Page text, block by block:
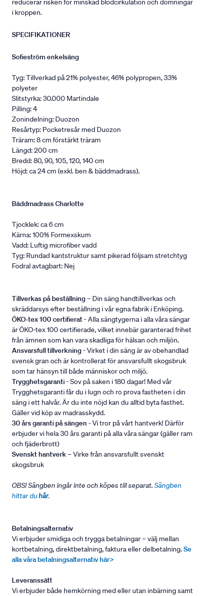
reducerar risken för minskad blodcirkulation och domningar
i kroppen.
SPECIFIKATIONER
Sofieström enkelsäng
Tyg: Tillverkad på 21% polyester, 46% polypropen, 33%
polyeter
Slitstyrka: 30.000 Martindale
Pilling: 4
Zonindelning: Duozon
Resårtyp: Pocketresår med Duozon
Träram: 8 cm förstärkt träram
Längd: 200 cm
Bredd: 80, 90, 105, 120, 140 cm
Höjd: ca 24 cm (exkl. ben & bäddmadrass).
Bäddmadrass Charlotte
Tjocklek: ca 6 cm
Kärna: 100% Formexskum
Vadd: Luftig microfiber vadd
Tyg: Rundad kantstruktur samt pikerad följsam stretchtyg
Fodral avtagbart: Nej
Tillverkas på beställning– Din säng handtillverkas och
skräddarsys efter beställning i vår egna fabrik i Enköping.
ÖKO-tex 100 certifierat- Alla sängtygerna i alla våra sängar
är ÖKO-tex 100 certifierade, vilket innebär garanterad frihet
från ämnen som kan vara skadliga för hälsan och miljön.
Ansvarsfull tillverkning- Virket i din säng är av obehandlad
svensk gran och är kontrollerat för ansvarsfullt skogsbruk
som tar hänsyn till både människor och miljö.
Trygghetsgaranti- Sov på saken i 180 dagar! Med vår
Trygghetsgaranti får du i lugn och ro prova fastheten i din
säng i ett halvår. Är du inte nöjd kan du alltid byta fasthet.
Gäller vid köp av madrasskydd.
30 års garanti på sängen - Vi tror på vårt hantverk! Därför
erbjuder vi hela 30 års garanti på alla våra sängar (gäller ram
och fjäderbrott)
Svenskt hantverk– Virke från ansvarsfullt svenskt
skogsbruk
OBS! Sängben ingår inte och köpes till separat. Sängben
hittar duhär.
Betalningsalternativ
Vi erbjuder smidiga och trygga betalningar – välj mellan
kortbetalning, direktbetalning, faktura eller delbetalning.Se
alla våra betalningsalternativ här>
Leveranssätt
Vi erbjuder både hemkörning med eller utan inbärning samt